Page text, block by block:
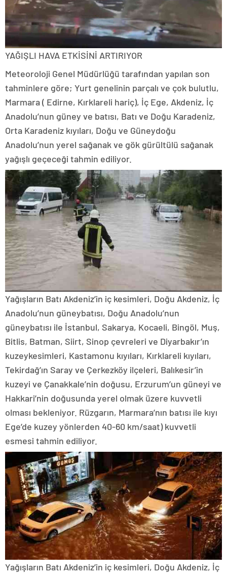
YAĞIŞLI HAVA ETKİSİNİ ARTIRIYOR
Meteoroloji Genel Müdürlüğü tarafından yapılan son
tahminlere göre; Yurt genelinin parçalı ve çok bulutlu,
Marmara ( Edirne, Kırklareli hariç), İç Ege, Akdeniz, İç
Anadolu’nun güney ve batısı, Batı ve Doğu Karadeniz,
Orta Karadeniz kıyıları, Doğu ve Güneydoğu
Anadolu’nun yerel sağanak ve gök gürültülü sağanak
yağışlı geçeceği tahmin ediliyor.
Yağışların Batı Akdeniz’in iç kesimleri, Doğu Akdeniz, İç
Anadolu’nun güneybatısı, Doğu Anadolu’nun
güneybatısı ile İstanbul, Sakarya, Kocaeli, Bingöl, Muş,
Bitlis, Batman, Siirt, Sinop çevreleri ve Diyarbakır’ın
kuzeykesimleri, Kastamonu kıyıları, Kırklareli kıyıları,
Tekirdağ’ın Saray ve Çerkezköy ilçeleri, Balıkesir’in
kuzeyi ve Çanakkale’nin doğusu, Erzurum’un güneyi ve
Hakkari’nin doğusunda yerel olmak üzere kuvvetli
olması bekleniyor. Rüzgarın, Marmara’nın batısı ile kıyı
Ege’de kuzey yönlerden 40-60 km/saat) kuvvetli
esmesi tahmin ediliyor.
Yağışların Batı Akdeniz’in iç kesimleri, Doğu Akdeniz, İç